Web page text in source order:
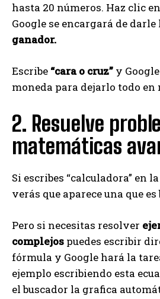
hasta 20 números. Haz clic
Google se encargará de darle
ganador.
Escribe “cara o cruz” y
moneda para dejarlo todo en
2. Resuelve
matemáticas
Si escribes “calculadora” en
verás que aparece una que es
Pero si necesitas resolver
complejos puedes escribir
fórmula y Google hará la
ejemplo escribiendo esta
el buscador la grafica